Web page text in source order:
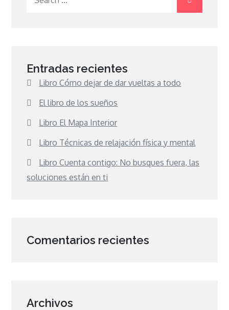
Entradas recientes
Libro Cómo dejar de dar vueltas a todo
El libro de los sueños
Libro El Mapa Interior
Libro Técnicas de relajación física y mental
Libro Cuenta contigo: No busques fuera, las
soluciones están en ti
Comentarios recientes
Archivos